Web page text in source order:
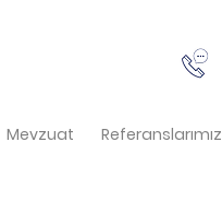
Mevzuat Referanslarımız